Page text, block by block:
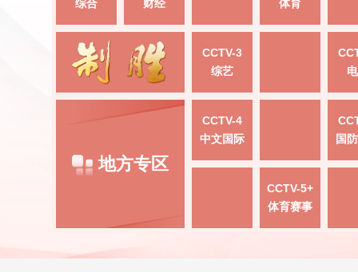
综合 财经 体育
CCTV-3
综艺
地方专区
CCTV-4
中文国际
国
CCTV-5+
体育赛事